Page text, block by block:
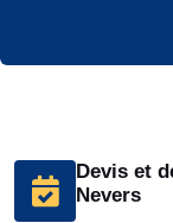
Devis et
Nevers